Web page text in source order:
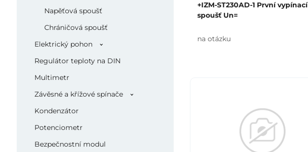
Napěťová spoušť
Chráničová spoušť
Elektrický pohon
Regulátor teploty na DIN
Multimetr
Závěsné a křížové spínače
Kondenzátor
Potenciometr
Bezpečnostní modul
+IZM-ST230AD-1 První vypínací
spoušť Un=
na otázku